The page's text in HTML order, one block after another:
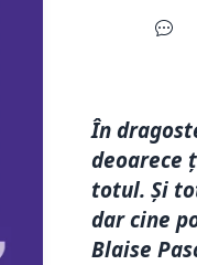
În
deoarece
totul. Şi
dar cine
Blaise